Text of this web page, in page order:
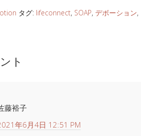
タグ: lifeconnect, SOAP, デボーション,
ト
藤裕子
年6月4日 12:51 PM